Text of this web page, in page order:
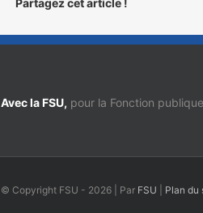
Avec la FSU, pour la Fonction publique
© Copyright FSU - 2026 | Par FSU Plan du